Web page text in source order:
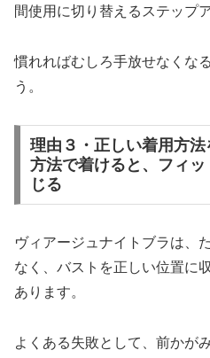
間使用に切り替えるステップ
慣れればむしろ手放せなくな
う。
理由３・正しい着用方
方法で着けると、フィ
じる
ヴィアージュナイトブラは、
なく、バストを正しい位置に
あります。
よくある失敗として、前かが